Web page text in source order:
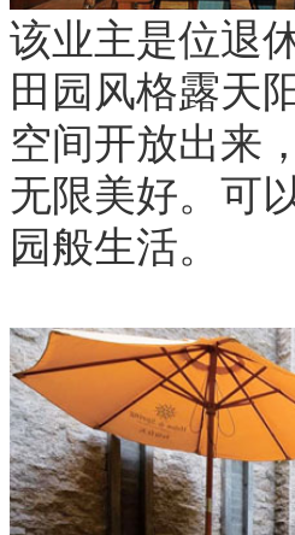
该业主是位退
田园风格露天
空间开放出来
无限美好。可
园般生活。